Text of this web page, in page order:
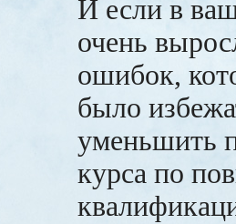
И если в
очень
ошибок,
было
уменьшить
курса по